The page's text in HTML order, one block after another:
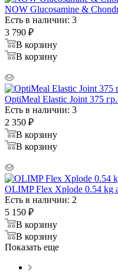
NOW Glucosamine &
Есть в наличии: 3
3 790 ₽
В корзину
В корзину
OptiMeal Elastic Joint 375
Есть в наличии: 3
2 350 ₽
В корзину
В корзину
OLIMP Flex Xplode 0.54 kg
Есть в наличии: 2
5 150 ₽
В корзину
В корзину
Показать еще